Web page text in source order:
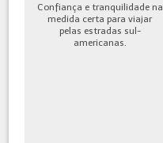
Confiança e tranquilidade na
medida certa para viajar
pelas estradas sul-
americanas.